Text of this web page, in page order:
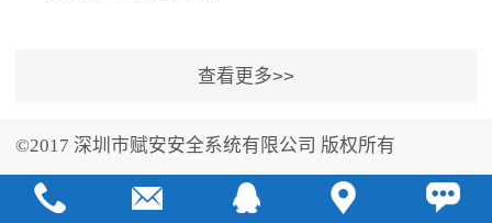
©2017 深圳市赋安安全系统有限公司 版权所有